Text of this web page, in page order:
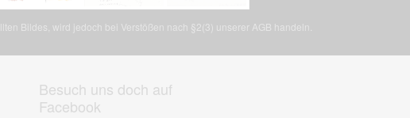
Bildes, wird jedoch bei Verstößen nach §2(3) unserer AGB handeln.
Besuch uns doch auf
Facebook